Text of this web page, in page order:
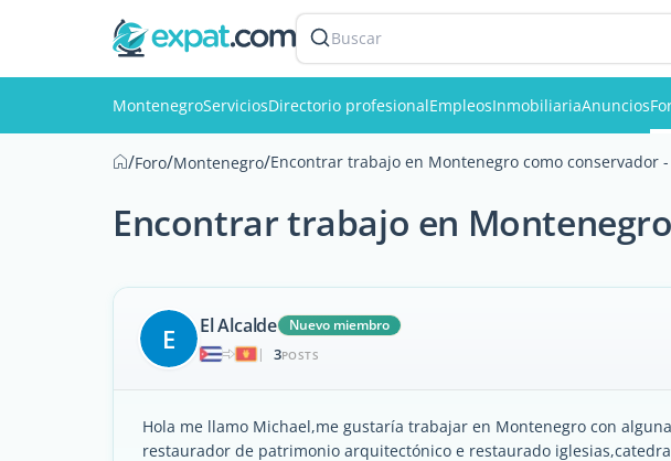
Buscar
MontenegroServiciosDirectorio profesionalEmpleosInmobiliariaAnuncios
/Foro/Montenegro/Encontrar trabajo en Montenegro como conservador
Encontrar trabajo en
E El Alcalde
Nuevo miembro
|
3POSTS
Hola me llamo Michael,me gustaría trabajar en Montenegro con
restaurador de patrimonio arquitectónico e restaurado